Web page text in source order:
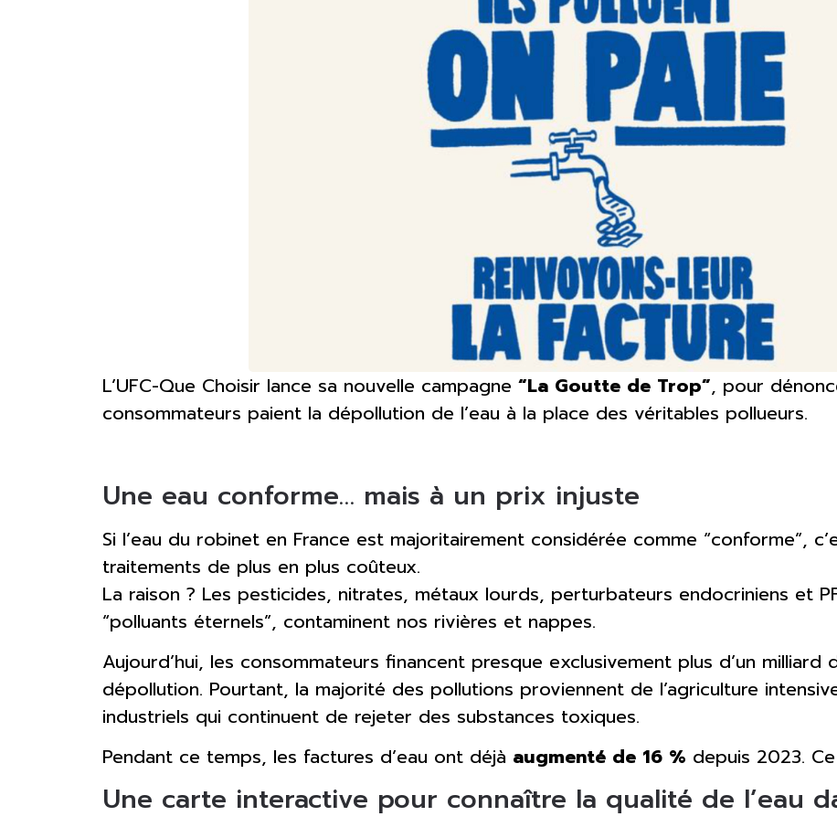
L’UFC-Que Choisir lance sa nouvelle campagne “La Goutte de Trop”, pour
consommateurs paient la dépollution de l’eau à la place des véritables pollueurs.
Une eau conforme… mais à un prix injuste
Si l’eau du robinet en France est majoritairement considérée comme “conforme”,
traitements de plus en plus coûteux.
La raison ? Les pesticides, nitrates, métaux lourds, perturbateurs endocriniens et
“polluants éternels”, contaminent nos rivières et nappes.
Aujourd’hui, les consommateurs financent presque exclusivement plus d’un milliard
dépollution. Pourtant, la majorité des pollutions proviennent de l’agriculture
industriels qui continuent de rejeter des substances toxiques.
Pendant ce temps, les factures d’eau ont déjà augmenté de 16 % depuis 2023.
Une carte interactive pour connaître la qualité de l’eau